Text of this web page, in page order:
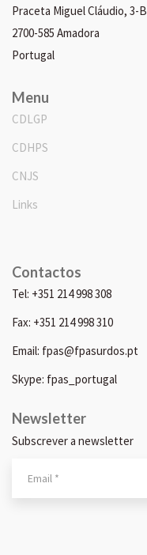
Praceta Miguel Cláudio, 3-B
2700-585 Amadora
Portugal
Menu
CDLGP
CDHPS
CNJS
Links
Contactos
Tel: +351 214 998 308
Fax: +351 214 998 310
Email: fpas@fpasurdos.pt
Skype: fpas_portugal
Newsletter
Subscrever a newsletter